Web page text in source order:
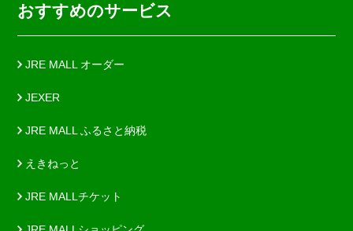
おすすめのサービス
JRE MALL オーダー
JEXER
JRE MALL ふるさと納税
えきねっと
JRE MALLチケット